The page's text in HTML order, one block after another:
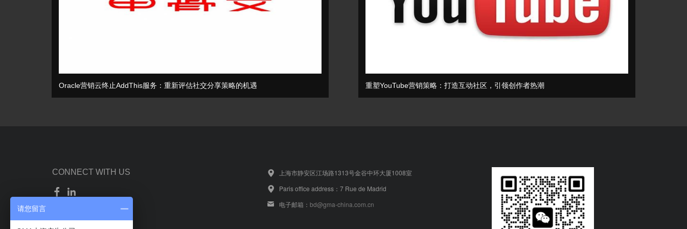
Oracle营销云终止AddThis服务：重新评估社交分享策略的机遇 重塑YouTube营销策略：打造互动社区，引领创作者热潮
CONNECT WITH US
上海市静安区江场路1313号金谷中环大厦1008室
Paris office address：7 Rue de Madrid
电子邮箱： bd@gma-china.com.cn
请您留言